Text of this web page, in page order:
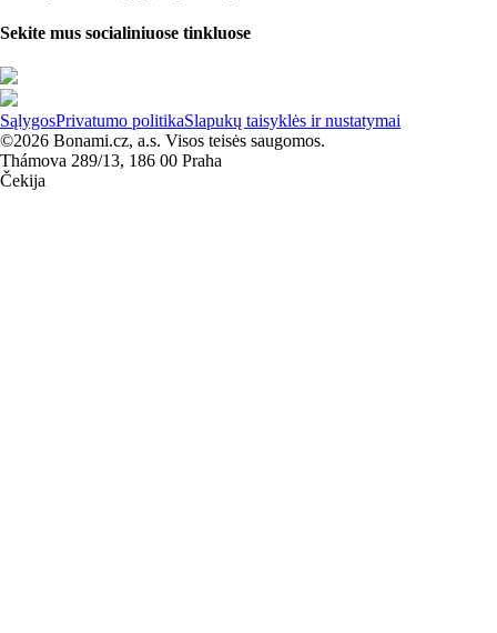
Sekite mus socialiniuose tinkluose
SąlygosPrivatumo politikaSlapukų taisyklės ir nustatymai
©2026 Bonami.cz, a.s. Visos teisės saugomos.
Thámova 289/13, 186 00 Praha
Čekija